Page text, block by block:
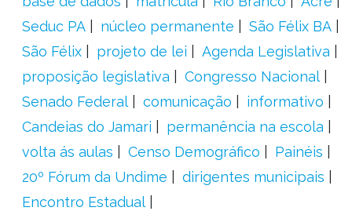
Seduc PA
núcleo permanente
São Félix BA
São Félix
projeto de lei
Agenda Legislativa
proposição legislativa
Congresso Nacional
Senado Federal
comunicação
informativo
Candeias do Jamari
permanência na escola
volta ás aulas
Censo Demográfico
Painéis
20º Fórum da Undime
dirigentes municipais
Encontro Estadual